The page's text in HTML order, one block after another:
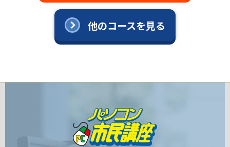
他のコースを見る